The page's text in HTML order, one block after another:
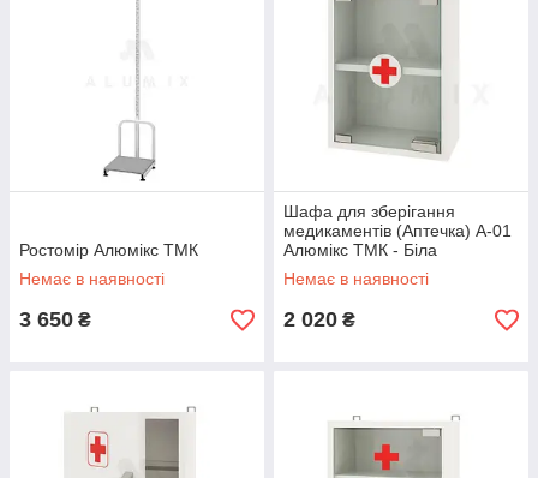
Ростомір Алюмікс ТМК
Немає в наявності
3 650 ₴
Шафа для зберігання
медикаментів (Аптечка) А-01
Алюмікс ТМК - Біла
Немає в наявності
2 020 ₴